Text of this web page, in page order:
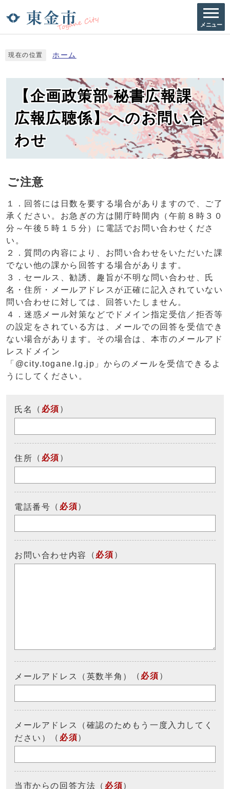
メニュー
現在の位置 ホーム
【企画政策部 秘書広報課
広報広聴係】へのお問い合
わせ
ご注意
１．回答には日数を要する場合がありますので、ご了
承ください。お急ぎの方は開庁時間内（午前８時３０
分～午後５時１５分）に電話でお問い合わせくださ
い。
２．質問の内容により、お問い合わせをいただいた課
でない他の課から回答する場合があります。
３．セールス、勧誘、趣旨が不明な問い合わせ、氏
名・住所・メールアドレスが正確に記入されていない
問い合わせに対しては、回答いたしません。
４．迷惑メール対策などでドメイン指定受信／拒否等
の設定をされている方は、メールでの回答を受信でき
ない場合があります。その場合は、本市のメールアド
レスドメイン
「@city.togane.lg.jp」からのメールを受信できるよ
うにしてください。
氏名 （ 必須 ）
住所 （ 必須 ）
電話番号 （ 必須）
お問い合わせ内容 （ 必須 ）
メールアドレス（英数半角） （ 必須 ）
メールアドレス（確認のためもう一度入力してく
ださい）
（ 必須）
当市からの回答方法 （ 必須）